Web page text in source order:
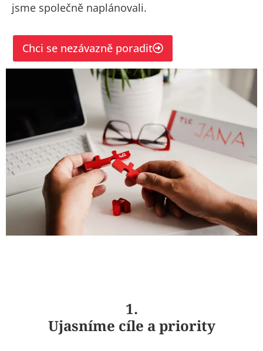
jsme společně naplánovali.
Chci se nezávazně poradit
1.
Ujasníme cíle a priority